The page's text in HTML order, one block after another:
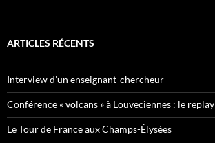
ARTICLES RÉCENTS
Interview d’un enseignant-chercheur
Conférence « volcans » à Louveciennes : le replay
Le Tour de France aux Champs-Élysées